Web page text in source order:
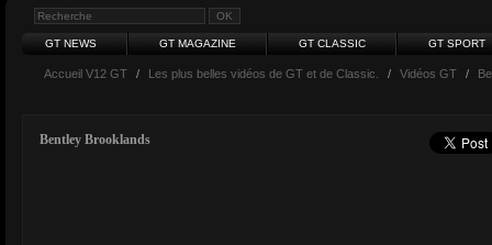
GT NEWS GT MAGAZINE GT CLASSIC GT SPORT
Accueil V12 GT / Les plus belles vidéos de GT et de Classic. / Vidéos GT /
Bentley Brooklands